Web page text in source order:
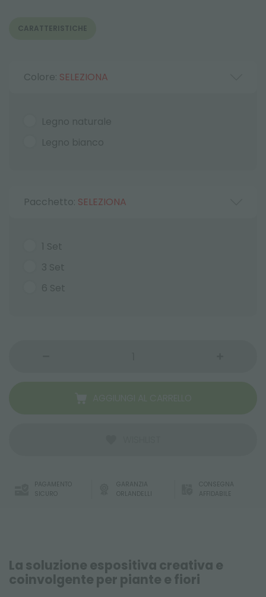
CARATTERISTICHE
Colore: SELEZIONA
Legno naturale
Legno bianco
Pacchetto: SELEZIONA
1 Set
3 Set
6 Set
PAGAMENTO
SICURO
GARANZIA
ORLANDELLI
CONSEGNA
AFFIDABILE
La soluzione espositiva creativa e
coinvolgente per piante e fiori